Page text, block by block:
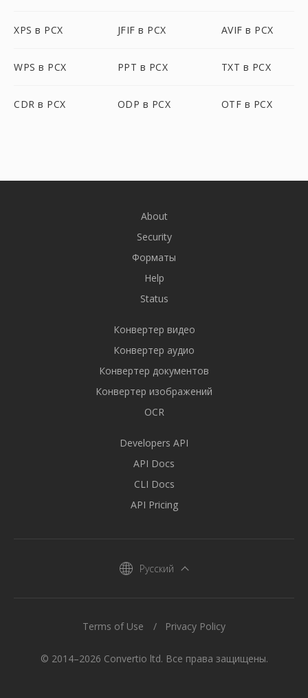
XPS в PCX JFIF в PCX AVIF в PCX
WPS в PCX PPT в PCX TXT в PCX
CDR в PCX ODP в PCX OTF в PCX
About
Security
Форматы
Help
Status
Конвертер видео
Конвертер аудио
Конвертер документов
Конвертер изображений
OCR
Developers API
API Docs
CLI Docs
API Pricing
Русский
© 2014–2026 Convertio ltd. Все права защищены.
Terms of Use Privacy Policy